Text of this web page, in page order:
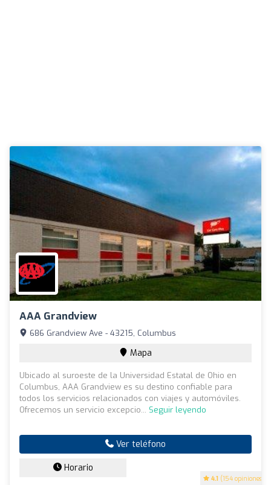
AAA Grandview
4.1 (154 opiniones)
686 Grandview Ave - 43215, Columbus
Mapa
Ubicado al suroeste de la Universidad Estatal de Ohio en
Columbus, AAA Grandview es su destino confiable para
todos los servicios relacionados con viajes y automóviles.
Ofrecemos un servicio excepcio... Seguir leyendo
Ver teléfono
Horario